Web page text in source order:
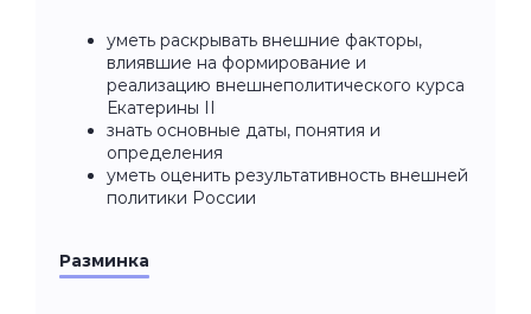
уметь раскрывать внешние факторы,
влиявшие на формирование и
реализацию внешнеполитического курса
Екатерины II
знать основные даты, понятия и
определения
уметь оценить результативность внешней
политики России
Разминка